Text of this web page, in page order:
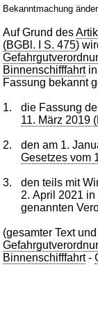
Bekanntmachung
Auf Grund des
(BGBl. I S. 475)
Binnenschifffahrtin
Fassung bekannt
1.
die Fassung
11. März 2019
2. den am 1.
Gesetzes vom
3.
den teils mit
2. April 2021
genannten
(gesamter Text
Binnenschifffahrt-